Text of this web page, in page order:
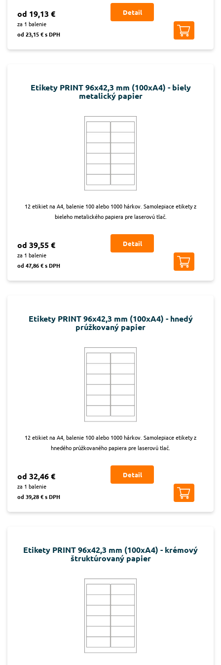
od 19,13 €
za 1 balenie
od 23,15 € s DPH
Detail
Etikety PRINT 96x42,3 mm (100xA4) - biely
metalický papier
12 etikiet na A4, balenie 100 alebo 1000 hárkov. Samolepiace etikety z
bieleho metalického papiera pre laserovú tlač.
od 39,55 €
za 1 balenie
od 47,86 € s DPH
Detail
Etikety PRINT 96x42,3 mm (100xA4) - hnedý
prúžkovaný papier
12 etikiet na A4, balenie 100 alebo 1000 hárkov. Samolepiace etikety z
hnedého prúžkovaného papiera pre laserovú tlač.
od 32,46 €
za 1 balenie
od 39,28 € s DPH
Detail
Etikety PRINT 96x42,3 mm (100xA4) - krémový
štruktúrovaný papier